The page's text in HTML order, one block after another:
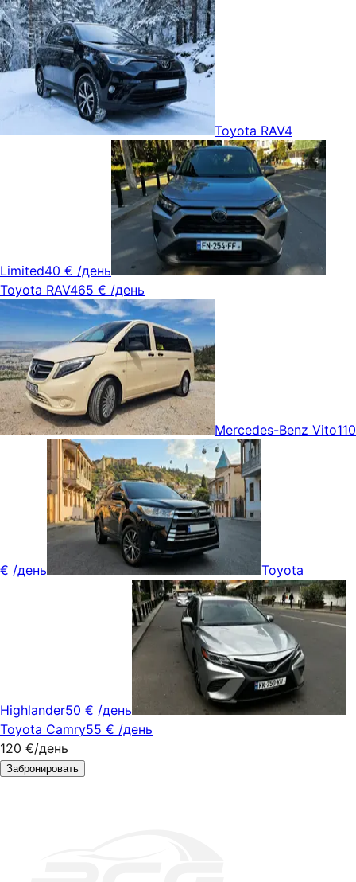
Toyota RAV4
Limited40 € /день
Toyota RAV465 € /день
Mercedes-Benz Vito110
€ /день Toyota
Highlander50 € /день
Toyota Camry55 € /день
120 €/день
Забронировать